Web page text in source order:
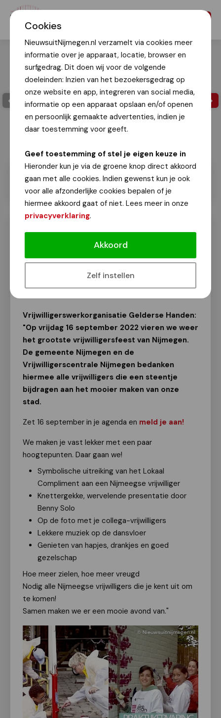
Cookies
NieuwsuitNijmegen.nl verzamelt via cookies meer
informatie over je apparaat, locatie, browser en
surfgedrag. Dit doen wij voor de volgende
doeleinden: Inzien van het bezoekersgedrag op
onze website en app, integreren van social media,
informatie op een apparaat opslaan en/of openen
en persoonlijk gemaakte advertenties, indien je
daar toestemming voor geeft.
Geef toestemming of stel je eigen keuze in
Hieronder kun je via de groene knop direct akkoord
gaan met alle cookies. Indien gewenst kun je ook
voor alle afzonderlijke cookies bepalen of je
hiermee akkoord gaat of niet. Lees meer in onze
privacyverklaring.
Akkoord
Zelf instellen
Grootste vrijwilligersfeest van
Nijmegen: meld je alvast aan!
Vrijwilligerswerk
Van onze redactie
15 juli 2022
Vrijwilligerswerkorganisatie Gelderse Handen:
"Op vrijdag 16 september 2022 vieren we weer
het grootste vrijwilligersfeest van Nijmegen.
De gemeente Nijmegen en de
Vrijwilligerscentrale Nijmegen bedanken
hiermee alle vrijwilligers die een steentje
bijdragen aan het mooier maken van onze
stad.
Zet 16 september in je agenda en meld je aan!
We maken je vast lekker met een paar
hoogtepunten. Daar gaan we!
Symbolische uitreiking van het Lokaal
Compliment aan een Nijmeegse vrijwilliger
Knettergekke, wervelende presentatie door
Benny Solo
Op de foto met je collega-vrijwilligers
Lekkere muziek op de dansvloer
Genieten van hapjes, drankjes en goed
gezelschap
Hoe meer zielen, hoe meer vreugd
Nodig alle Nijmeegse vrijwilligers die je kent uit om
te komen!
Samen maken we er een mooie avond van."